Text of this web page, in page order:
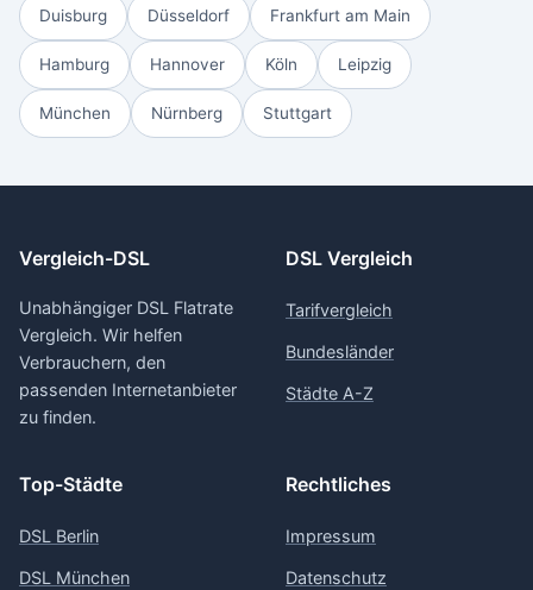
Duisburg Düsseldorf Frankfurt am Main
Hamburg Hannover Köln Leipzig
München Nürnberg Stuttgart
Vergleich-DSL
Unabhängiger DSL Flatrate
Vergleich. Wir helfen
Verbrauchern, den
passenden Internetanbieter
zu finden.
DSL Vergleich
Tarifvergleich
Bundesländer
Städte A-Z
Top-Städte
DSL Berlin
DSL München
Rechtliches
Impressum
Datenschutz